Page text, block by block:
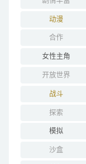
动漫
合作
女性主角
开放世界
战斗
探索
模拟
沙盒